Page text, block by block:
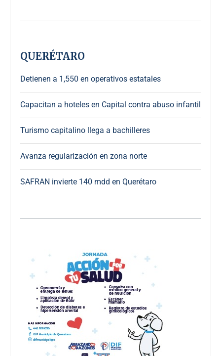
QUERÉTARO
Detienen a 1,550 en operativos estatales
Capacitan a hoteles en Capital contra abuso infantil
Turismo capitalino llega a bachilleres
Avanza regularización en zona norte
SAFRAN invierte 140 mdd en Querétaro